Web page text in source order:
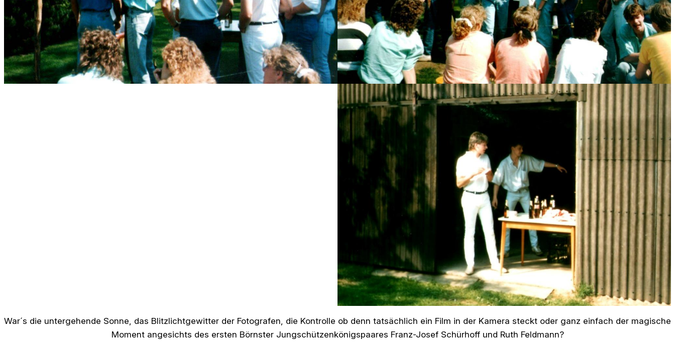
War´s die untergehende Sonne, das Blitzlichtgewitter der Fotografen, die Kontrolle ob denn tatsächlich ein Film in der Kamera steckt oder ganz einfach der magische
Moment angesichts des ersten Börnster Jungschützenkönigspaares Franz-Josef Schürhoff und Ruth Feldmann?